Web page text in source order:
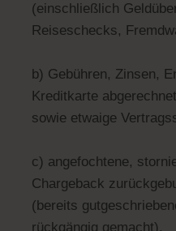
(einschließlich
Reiseschecks,
b) Gebühren, Zinsen,
Kreditkarte
sowie etwaige
c) angefochtene,
Chargeback
(bereits
rückgängig gemacht).